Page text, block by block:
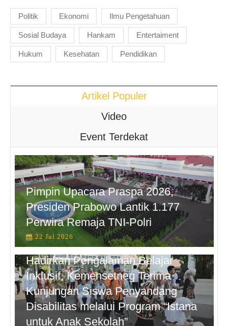
Politik Ekonomi Ilmu Pengetahuan
Sosial Budaya Hankam Entertaiment
Hukum Kesehatan Pendidikan
Artikel Populer
Video
Event Terdekat
Pimpin Upacara Praspa 2026,
Presiden Prabowo Lantik 1.177
Perwira Remaja TNI-Polri
22 Jul 2026
Hadirkan Pengalaman Belajar
Inklusif, Kemensetneg Terima
Kunjungan Siswa Penyandang
Disabilitas melalui Program “Istana
untuk Anak Sekolah”